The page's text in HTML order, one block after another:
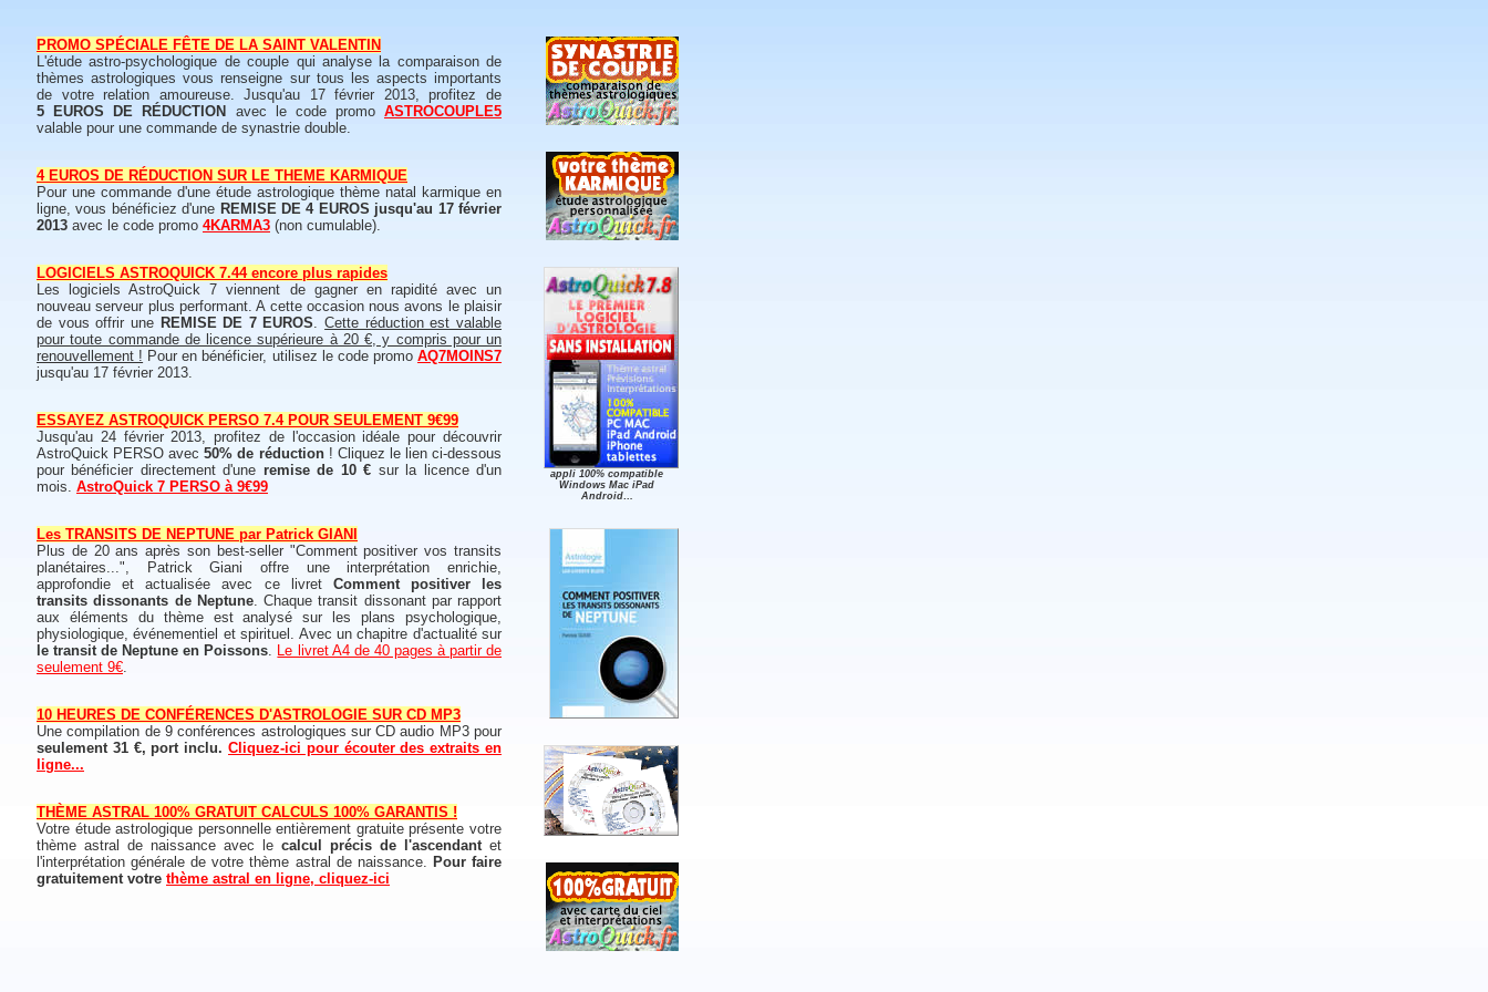
PROMO SPÉCIALE FÊTE DE LA SAINT VALENTIN
L'étude astro-psychologique de couple qui analyse la comparaison de
thèmes astrologiques vous renseigne sur tous les aspects importants
de votre relation amoureuse. Jusqu'au 17 février 2013, profitez de
5 EUROS DE RÉDUCTION
avec le code promo ASTROCOUPLE5
valable pour une commande de synastrie double.
4 EUROS DE RÉDUCTION SUR LE THEME KARMIQUE
Pour une commande d'une étude astrologique thème natal karmique en
ligne, vous bénéficiez d'une REMISE DE 4 EUROS jusqu'au 17 février
2013 avec le code promo 4KARMA3 (non cumulable).
LOGICIELS ASTROQUICK 7.44 encore plus rapides
Les logiciels AstroQuick 7 viennent de gagner en rapidité avec un
nouveau serveur plus performant. A cette occasion nous avons le plaisir
de vous offrir une REMISE DE 7 EUROS.Cette réduction est valable
pour toute commande de licence supérieure à 20 €, y compris pour un
renouvellement ! Pour en bénéficier, utilisez le code promoAQ7MOINS7
jusqu'au 17 février 2013.
ESSAYEZ ASTROQUICK PERSO 7.4 POUR SEULEMENT 9€99
Jusqu'au 24 février 2013, profitez de l'occasion idéale pour découvrir
AstroQuick PERSO avec50% de réduction! Cliquez le lien ci-dessous
pour bénéficier directement d'une remise de 10 € sur la licence d'un
mois. AstroQuick 7 PERSO à 9€99
Les TRANSITS DE NEPTUNE par Patrick GIANI
Plus de 20 ans après son best-seller "Comment positiver vos transits
planétaires...", Patrick Giani offre une interprétation enrichie,
approfondie et actualisée avec ce livret Comment positiver les
transits dissonants de Neptune. Chaque transit dissonant par rapport
aux éléments du thème est analysé sur les plans psychologique,
physiologique, événementiel et spirituel. Avec un chapitre d'actualité sur
le transit de Neptune en Poissons. Le livret A4 de 40 pages à partir de
seulement 9€.
10 HEURES DE CONFÉRENCES D'ASTROLOGIE SUR CD MP3
Une compilation de 9 conférences astrologiques sur CD audio MP3 pour
seulement 31 €, port inclu. Cliquez-ici pour écouter des extraits en
ligne...
THÈME ASTRAL 100% GRATUIT CALCULS 100% GARANTIS !
Votre étude astrologique personnelle entièrement gratuite présente votre
thème astral de naissance avec le calcul précis de l'ascendantet
l'interprétation générale de votre thème astral de naissance. Pour faire
gratuitement votre thème astral en ligne, cliquez-ici
appli 100% compatible
Windows Mac iPad
Android…